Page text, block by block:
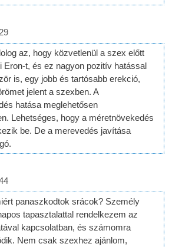
az, hogy közvetlenül a szex előtt
Eron-t, és ez nagyon pozitív hatással
is, egy jobb és tartósabb erekció,
jelent a szexben. A
hatása meglehetősen
Lehetséges, hogy a méretnövekedés
be. De a merevedés javítása
panaszkodtok srácok? Személy
tapasztalattal rendelkezem az
kapcsolatban, és számomra
Nem csak szexhez ajánlom,